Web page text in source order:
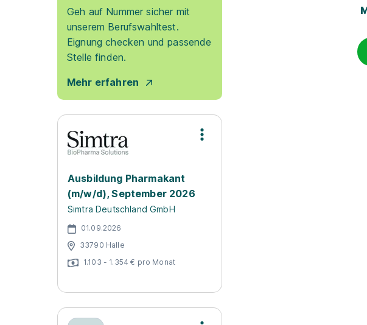
Geh auf Nummer sicher mit
unserem Berufswahltest.
Eignung checken und passende
Stelle finden.
Mehr erfahren
Ausbildung Pharmakant
(m/w/d), September 2026
Simtra Deutschland GmbH
01.09.2026
33790 Halle
1.103 - 1.354 € pro Monat